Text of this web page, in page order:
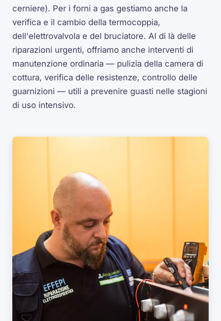
cerniere). Per i forni a gas gestiamo anche la
verifica e il cambio della termocoppia,
dell'elettrovalvola e del bruciatore. Al di là delle
riparazioni urgenti, offriamo anche interventi di
manutenzione ordinaria — pulizia della camera di
cottura, verifica delle resistenze, controllo delle
guarnizioni — utili a prevenire guasti nelle stagioni
di uso intensivo.